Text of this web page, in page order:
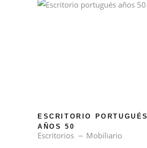
ESCRITORIO PORTUGUÉS
AÑOS 50
Escritorios Mobiliario